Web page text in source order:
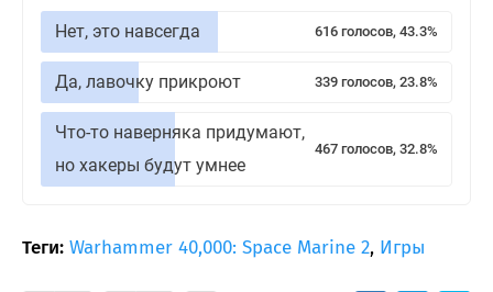
Нет, это навсегда 616 голосов, 43.3%
Да, лавочку прикроют 339 голосов, 23.8%
Что-то наверняка придумают,
но хакеры будут умнее
467 голосов, 32.8%
Теги: Warhammer 40,000: Space Marine 2, Игры